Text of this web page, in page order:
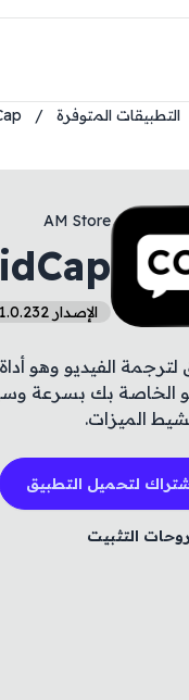
التطبيقات المتوفرة /
AM Store
الإصدار 1.0.232
الفيديو وهو
الخاصة بك بسرعة
الميزات.
لتحميل التطبيق
التثبيت